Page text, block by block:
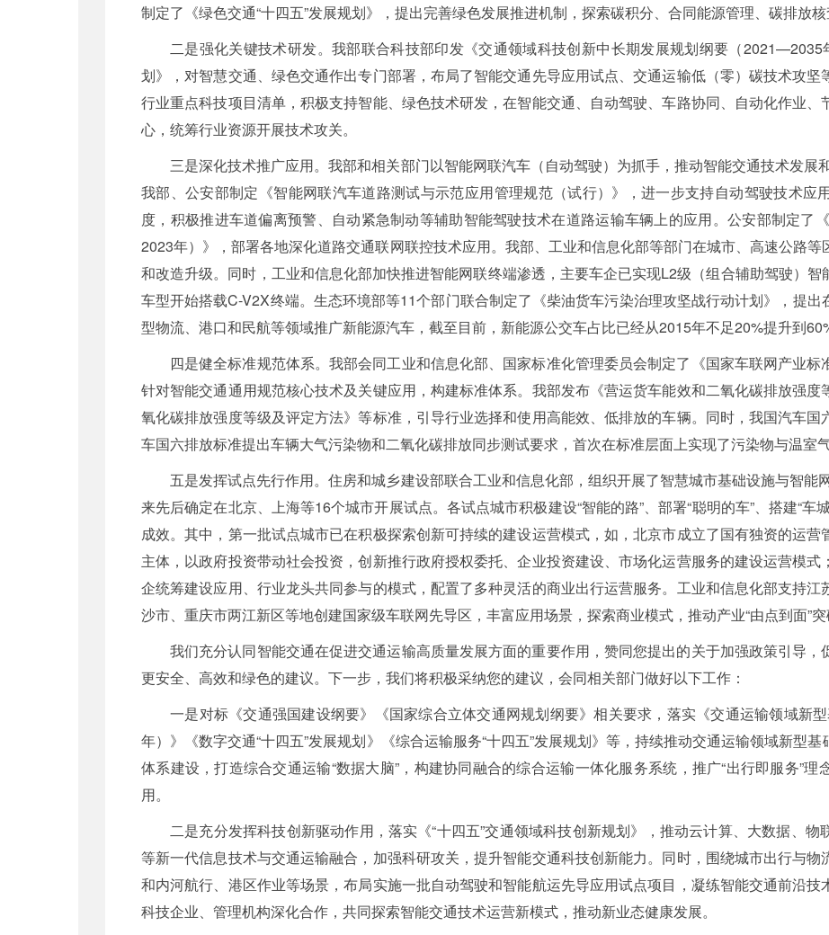
制定了《绿色交通“十四五”发展规划》，提出完善绿色发展推进机制，探索碳积分、合同能源管理、碳排放核
二是强化关键技术研发。我部联合科技部印发《交通领域科技创新中长期发展规划纲要（2021—2035
划》，对智慧交通、绿色交通作出专门部署，布局了智能交通先导应用试点、交通运输低（零）碳技术攻
行业重点科技项目清单，积极支持智能、绿色技术研发，在智能交通、自动驾驶、车路协同、自动化作业
心，统筹行业资源开展技术攻关。
三是深化技术推广应用。我部和相关部门以智能网联汽车（自动驾驶）为抓手，推动智能交通技术发展
我部、公安部制定《智能网联汽车道路测试与示范应用管理规范（试行）》，进一步支持自动驾驶技术应
度，积极推进车道偏离预警、自动紧急制动等辅助智能驾驶技术在道路运输车辆上的应用。公安部制定
2023年）》，部署各地深化道路交通联网联控技术应用。我部、工业和信息化部等部门在城市、高速公路
和改造升级。同时，工业和信息化部加快推进智能网联终端渗透，主要车企已实现L2级（组合辅助驾驶）
车型开始搭载C-V2X终端。生态环境部等11个部门联合制定了《柴油货车污染治理攻坚战行动计划》，提
型物流、港口和民航等领域推广新能源汽车，截至目前，新能源公交车占比已经从2015年不足20%提升到
四是健全标准规范体系。我部会同工业和信息化部、国家标准化管理委员会制定了《国家车联网产业标
针对智能交通通用规范核心技术及关键应用，构建标准体系。我部发布《营运货车能效和二氧化碳排放强
氧化碳排放强度等级及评定方法》等标准，引导行业选择和使用高能效、低排放的车辆。同时，我国汽车
车国六排放标准提出车辆大气污染物和二氧化碳排放同步测试要求，首次在标准层面上实现了污染物与温室气
五是发挥试点先行作用。住房和城乡建设部联合工业和信息化部，组织开展了智慧城市基础设施与智能
来先后确定在北京、上海等16个城市开展试点。各试点城市积极建设“智能的路”、部署“聪明的车”、搭建“车
成效。其中，第一批试点城市已在积极探索创新可持续的建设运营模式，如，北京市成立了国有独资的运
主体，以政府投资带动社会投资，创新推行政府授权委托、企业投资建设、市场化运营服务的建设运营模
企统筹建设应用、行业龙头共同参与的模式，配置了多种灵活的商业出行运营服务。工业和信息化部支持
沙市、重庆市两江新区等地创建国家级车联网先导区，丰富应用场景，探索商业模式，推动产业“由点到面”突
我们充分认同智能交通在促进交通运输高质量发展方面的重要作用，赞同您提出的关于加强政策引导
更安全、高效和绿色的建议。下一步，我们将积极采纳您的建议，会同相关部门做好以下工作：
一是对标《交通强国建设纲要》《国家综合立体交通网规划纲要》相关要求，落实《交通运输领域新
年）》《数字交通“十四五”发展规划》《综合运输服务“十四五”发展规划》等，持续推动交通运输领域新型
体系建设，打造综合交通运输“数据大脑”，构建协同融合的综合运输一体化服务系统，推广“出行即服务”
用。
二是充分发挥科技创新驱动作用，落实《“十四五”交通领域科技创新规划》，推动云计算、大数据、
等新一代信息技术与交通运输融合，加强科研攻关，提升智能交通科技创新能力。同时，围绕城市出行与
和内河航行、港区作业等场景，布局实施一批自动驾驶和智能航运先导应用试点项目，凝练智能交通前沿技
科技企业、管理机构深化合作，共同探索智能交通技术运营新模式，推动新业态健康发展。